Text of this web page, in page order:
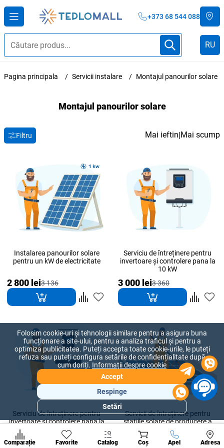
+373 68 544 088
RU
Pagina principala Servicii instalare Montajul panourilor solare
Montajul panourilor solare
Filtru Mai ieftin|Mai scump
Instalarea panourilor solare
pentru un kW de electricitate
2 800 lei3 136
Serviciu de întreținere pentru
invertoare și controlere pana la
10 kW
3 000 lei3 360
Serviciu de întreținere pentru
invertoare și controlere pana la
15 kW
4 000 lei 4 480
Servicii de întreținere pentru
stațiile solare de producere a
energiei electrice pana la 100 m.
ptr.
4 000 lei 4 480
Comparație Favorite Catalog Coș Apel Adresa
A suna
Secțiuni
populare
de
Folosim cookie-uri și tehnologii similare pentru a asigura buna
funcționare a site-ului, pentru a analiza traficul și pentru a
optimiza publicitatea. Puteți accepta toate cookie-urile, le puteți
refuza sau puteți configura setările de confidențialitate după
cum doriți. Informații despre cookie
Accept
Respinge
Setări